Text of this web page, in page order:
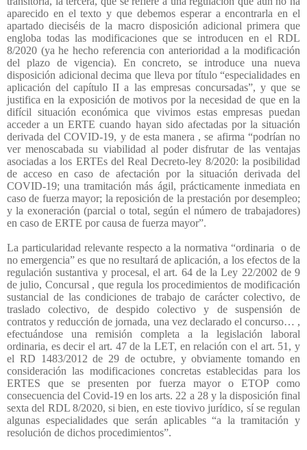
aparecido en el texto y que debemos esperar a encontrarla en el
apartado dieciséis de la macro disposición adicional primera que
engloba todas las modificaciones que se introducen en el RDL
8/2020 (ya he hecho referencia con anterioridad a la modificación
del plazo de vigencia). En concreto, se introduce una nueva
disposición adicional decima que lleva por título “especialidades en
aplicación del capítulo II a las empresas concursadas”, y que se
justifica en la exposición de motivos por la necesidad de que en la
difícil situación económica que vivimos estas empresas puedan
acceder a un ERTE cuando hayan sido afectadas por la situación
derivada del COVID-19, y de esta manera , se afirma “podrían no
ver menoscabada su viabilidad al poder disfrutar de las ventajas
asociadas a los ERTEs del Real Decreto-ley 8/2020: la posibilidad
de acceso en caso de afectación por la situación derivada del
COVID-19; una tramitación más ágil, prácticamente inmediata en
caso de fuerza mayor; la reposición de la prestación por desempleo;
y la exoneración (parcial o total, según el número de trabajadores)
en caso de ERTE por causa de fuerza mayor”.
La particularidad relevante respecto a la normativa “ordinaria
o de
no emergencia” es que no resultará de aplicación, a los efectos de la
regulación sustantiva y procesal, el art. 64 de la Ley 22/2002 de 9
de julio, Concursal , que regula los procedimientos de modificación
sustancial de las condiciones de trabajo de carácter colectivo, de
traslado colectivo, de despido colectivo y de suspensión de
contratos y reducción de jornada, una vez declarado el concurso… ,
efectuándose una remisión completa a la legislación laboral
ordinaria, es decir el art. 47 de la LET, en relación con el art. 51, y
el RD 1483/2012 de 29 de octubre, y obviamente tomando en
consideración las modificaciones concretas establecidas para los
ERTES que se presenten por fuerza mayor o ETOP como
consecuencia del Covid-19 en los arts. 22 a 28 y la disposición final
sexta del RDL 8/2020, si bien, en este tiovivo jurídico, sí se regulan
algunas especialidades que serán aplicables “a la tramitación y
resolución de dichos procedimientos”.